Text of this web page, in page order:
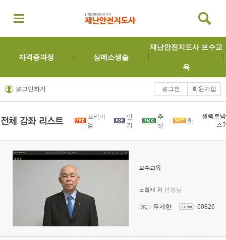
자격증과정 심폐소생술
재난안전지도사 보수교
육
로그인하기 로그인 회원가입
프리미
엄
인
기
추
천
핫
셀렉트박
스?
보수교육
노철재 외 선생님
무제한 60826